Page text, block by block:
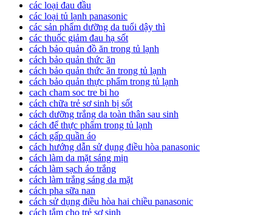
các loại đau đầu
các loại tủ lạnh panasonic
các sản phẩm dưỡng da tuổi dậy thì
các thuốc giảm đau hạ sốt
cách bảo quản đồ ăn trong tủ lạnh
cách bảo quản thức ăn
cách bảo quản thức ăn trong tủ lạnh
cách bảo quản thực phẩm trong tủ lạnh
cach cham soc tre bi ho
cách chữa trẻ sơ sinh bị sốt
cách dưỡng trắng da toàn thân sau sinh
cách để thực phẩm trong tủ lạnh
cách gấp quần áo
cách hướng dẫn sử dụng điều hòa panasonic
cách làm da mặt sáng mịn
cách làm sạch áo trắng
cách làm trắng sáng da mặt
cách pha sữa nan
cách sử dụng điều hòa hai chiều panasonic
cách tắm cho trẻ sơ sinh